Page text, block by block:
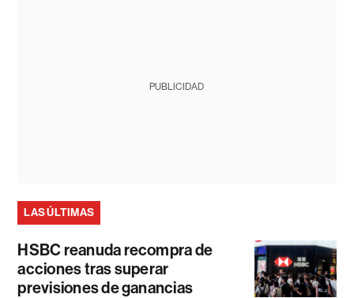
PUBLICIDAD
LAS ÚLTIMAS
HSBC reanuda recompra de
acciones tras superar
previsiones de ganancias